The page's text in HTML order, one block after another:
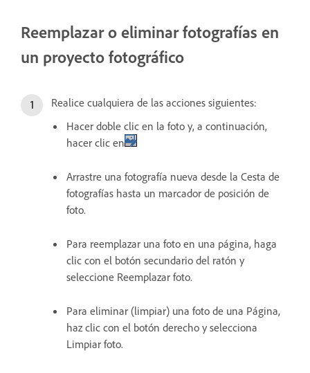
Reemplazar o eliminar fotografías en
un proyecto fotográfico
Realice cualquiera de las acciones siguientes:
Hacer doble clic en la foto y, a continuación,
hacer clic en
Arrastre una fotografía nueva desde la Cesta de
fotografías hasta un marcador de posición de
foto.
Para reemplazar una foto en una página, haga
clic con el botón secundario del ratón y
seleccione Reemplazar foto.
Para eliminar (limpiar) una foto de una Página,
haz clic con el botón derecho y selecciona
Limpiar foto.